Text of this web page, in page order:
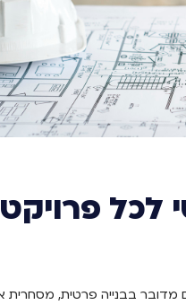
לכל פרויקט
מדובר בבנייה פרטית, מסחרית